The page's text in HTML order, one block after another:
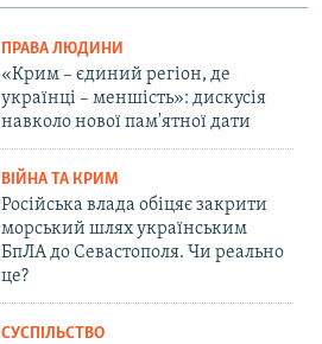
ПРАВА ЛЮДИНИ
«Крим – єдиний регіон, де
українці – меншість»: дискусія
навколо нової пам'ятної дати
ВІЙНА ТА КРИМ
Російська влада обіцяє закрити
морський шлях українським
БпЛА до Севастополя. Чи реально
це?
СУСПІЛЬСТВО